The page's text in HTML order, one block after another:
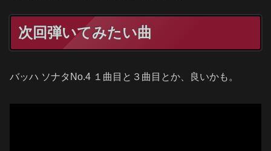
次回弾いてみたい曲
バッハ ソナタNo.4 １曲目と３曲目とか、良いかも。